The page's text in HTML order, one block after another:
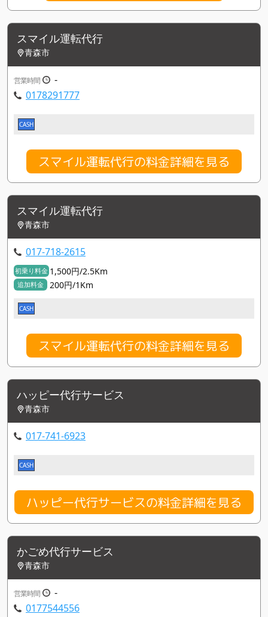
スマイル運転代行
青森市
営業時間
-
0178291777
CASH
スマイル運転代行の料金詳細を見る
スマイル運転代行
青森市
017-718-2615
初乗り料金 1,500円/2.5Km
追加料金 200円/1Km
CASH
スマイル運転代行の料金詳細を見る
ハッピー代行サービス
青森市
017-741-6923
CASH
ハッピー代行サービスの料金詳細を見る
かごめ代行サービス
青森市
営業時間
-
0177544556